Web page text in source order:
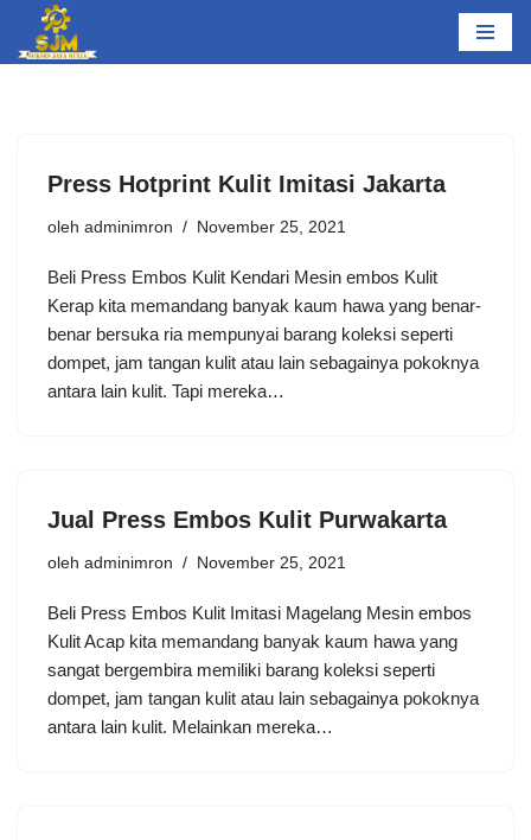
Lompat
Press Hotprint Kulit Imitasi Jakarta
oleh adminimron November 25, 2021
Beli Press Embos Kulit Kendari Mesin embos Kulit
Kerap kita memandang banyak kaum hawa yang benar-
benar bersuka ria mempunyai barang koleksi seperti
dompet, jam tangan kulit atau lain sebagainya pokoknya
antara lain kulit. Tapi mereka…
Jual Press Embos Kulit Purwakarta
oleh adminimron November 25, 2021
Beli Press Embos Kulit Imitasi Magelang Mesin embos
Kulit Acap kita memandang banyak kaum hawa yang
sangat bergembira memiliki barang koleksi seperti
dompet, jam tangan kulit atau lain sebagainya pokoknya
antara lain kulit. Melainkan mereka…